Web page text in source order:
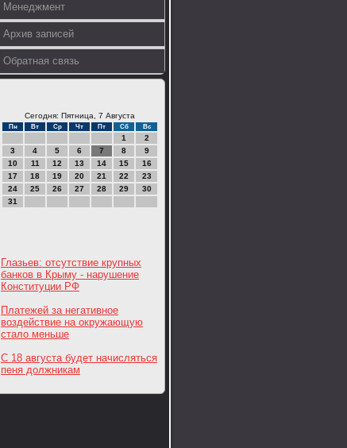
Менеджмент
Архив записей
Обратная связь
Сегодня: Пятница, 7 Августа
Пн Вт Ср Чт Пт Сб Вс
1
2
3
4 5 6 7 8
9
10
11 12 13 14 15
16
17
18 19 20 21 22
23
24
25 26 27 28 29
30
31
Глазьев: отсутствие крупных
банков в Крыму - нарушение
Конституции РФ
Платежей за негативное
воздействие на окружающую
стало меньше
С 18 августа будет начисляться
пеня должникам